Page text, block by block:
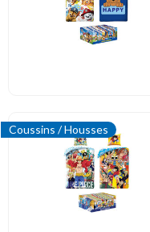
Coussins / Housses